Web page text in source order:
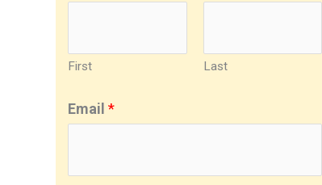
First Last
Email*